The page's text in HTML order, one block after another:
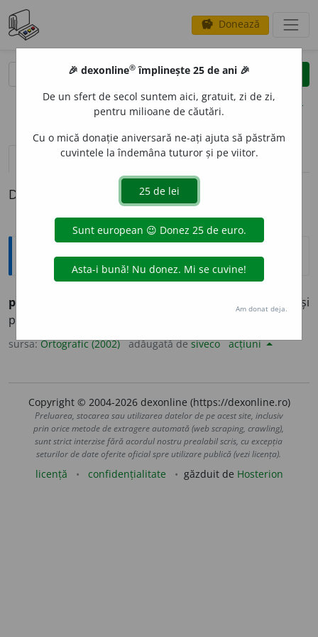
savings Donează
clear
opțiuni
definiții (1) pronunțievolume_up (7)
Definiția cu ID-ul 273929:
Ortografice DOOM
preocup
3 sg. și
pl.
sursa:Ortografic (2002) adăugată desiveco acțiuni
Copyright © 2004-2026 dexonline (https://dexonline.ro)
Preluarea, stocarea sau utilizarea datelor de pe acest site, inclusiv
prin orice metode de extragere automată (web scraping, crawling),
sunt strict interzise fără acordul nostru prealabil scris, cu excepția
seturilor de date oferite oficial spre utilizare publică (vezi licența).
licență confidențialitate găzduit de Hosterion
🎉 dexonline® împlinește 25 de ani 🎉
De un sfert de secol suntem aici, gratuit, zi de zi,
pentru milioane de căutări.
Cu o mică donație aniversară ne-ați ajuta să păstrăm
cuvintele la îndemâna tuturor și pe viitor.
Am donat deja.